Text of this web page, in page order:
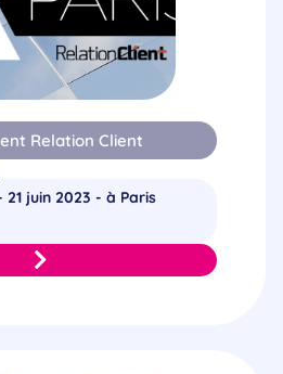
Relation Client
21 juin 2023 - à Paris